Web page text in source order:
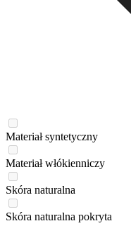
Materiał syntetyczny
Materiał włókienniczy
Skóra naturalna
Skóra naturalna pokryta